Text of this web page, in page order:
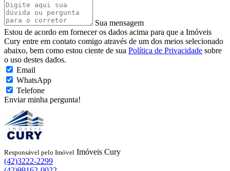
Sua mensagem
Estou de acordo em fornecer os dados acima para que a Imóveis
Cury entre em contato comigo através de um dos meios selecionado
abaixo, bem como estou ciente de sua Política de Privacidade sobre
o uso destes dados.
Email
WhatsApp
Telefone
Enviar minha pergunta!
Responsável pelo Imóvel Imóveis Cury
(42)3222-2299